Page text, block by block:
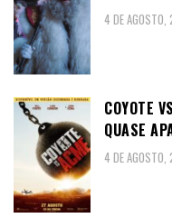
4 DE
COYOTE
QUASE
4 DE